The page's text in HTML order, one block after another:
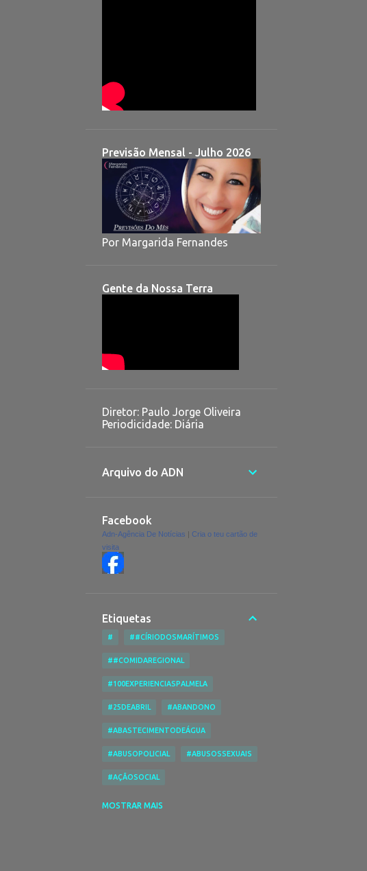
Previsão Mensal - Julho 2026
Por Margarida Fernandes
Gente da Nossa Terra
Diretor: Paulo Jorge Oliveira
Periodicidade: Diária
Arquivo do ADN
Facebook
Adn-Agência De Notícias
Cria o teu cartão de
visita
Etiquetas
# ##CÍRIODOSMARÍTIMOS
##COMIDAREGIONAL
#100EXPERIENCIASPALMELA
#25DEABRIL #ABANDONO
#ABASTECIMENTODEÁGUA
#ABUSOPOLICIAL #ABUSOSSEXUAIS
#AÇÃOSOCIAL
MOSTRAR MAIS